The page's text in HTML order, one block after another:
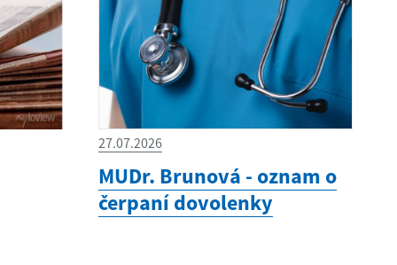
27.07.2026
MUDr. Brunová - oznam o
čerpaní dovolenky